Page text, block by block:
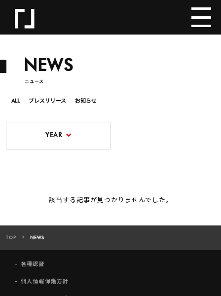
NEWS
ニュース
ALL プレスリリース お知らせ
YEAR
該当する記事が見つかりませんでした。
TOP NEWS
各種認証
個人情報保護方針